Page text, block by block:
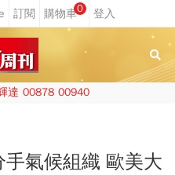
0
達 00878 00940
氣候組織 歐美大